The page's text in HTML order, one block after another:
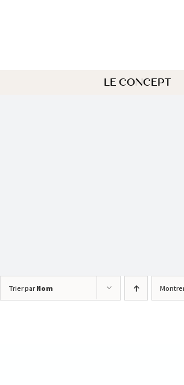
LE CONCEPT
Trier parNom